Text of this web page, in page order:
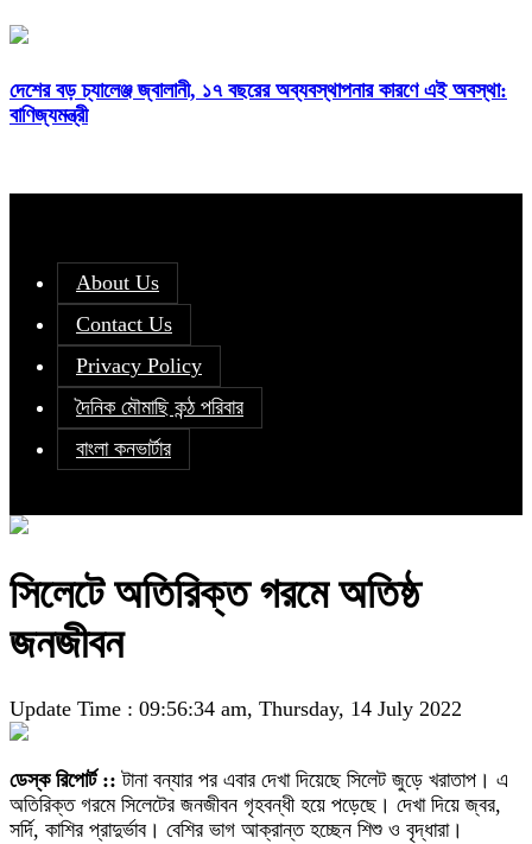
দেশের বড় চ্যালেঞ্জ জ্বালানী, ১৭ বছরের অব্যবস্থাপনার কারণে এই অবস্থা:
বাণিজ্যমন্ত্রী
About Us
Contact Us
Privacy Policy
দৈনিক মৌমাছি কন্ঠ পরিবার
বাংলা কনভার্টার
সিলেটে অতিরিক্ত গরমে অতিষ্ঠ
জনজীবন
Update Time : 09:56:34 am, Thursday, 14 July 2022
ডেস্ক রিপোর্ট :: টানা বন্যার পর এবার দেখা দিয়েছে সিলেট জুড়ে খরাতাপ। এ
অতিরিক্ত গরমে সিলেটের জনজীবন গৃহবন্ধী হয়ে পড়েছে। দেখা দিয়ে জ্বর,
সর্দি, কাশির প্রাদুর্ভাব। বেশির ভাগ আক্রান্ত হচ্ছেন শিশু ও বৃদ্ধারা।